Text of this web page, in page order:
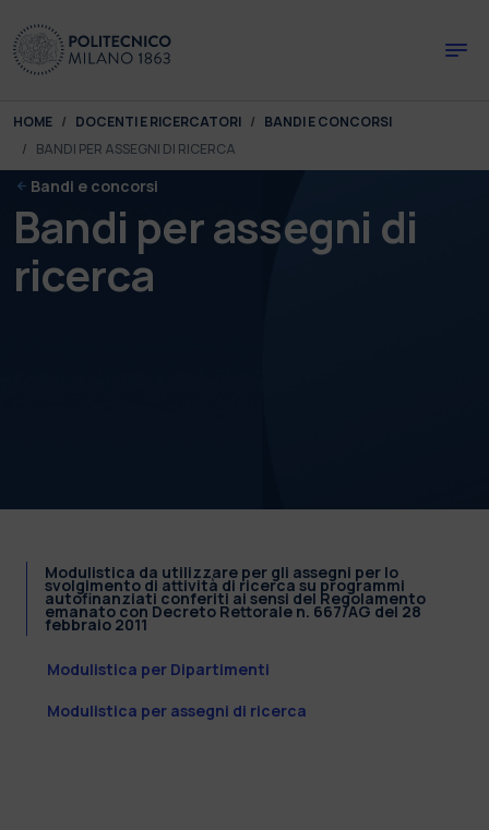
You are here:
HOME DOCENTI E RICERCATORI
BANDI E CONCORSI
BANDI PER ASSEGNI DI RICERCA
Bandi e concorsi
Bandi per assegni di
ricerca
Modulistica da utilizzare per gli assegni per lo
svolgimento di attività di ricerca su programmi
autofinanziati conferiti ai sensi del Regolamento
emanato con Decreto Rettorale n. 667/AG del 28
febbraio 2011
Modulistica per Dipartimenti
Modulistica per assegni di ricerca